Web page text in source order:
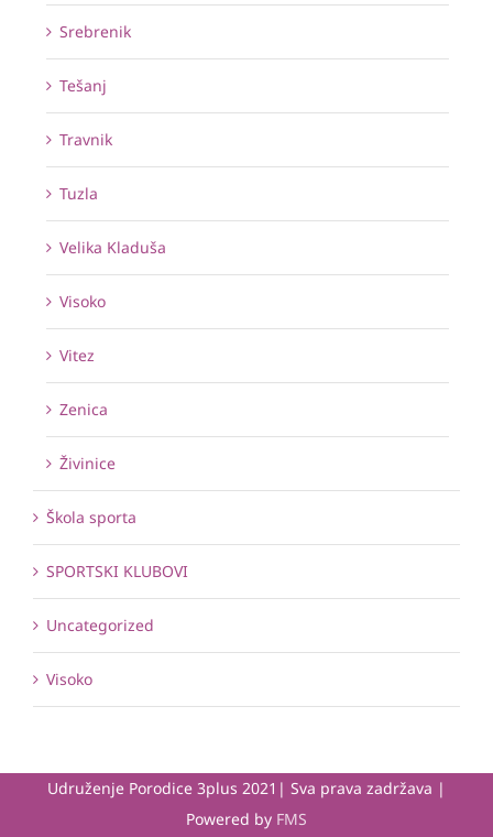
Srebrenik
Tešanj
Travnik
Tuzla
Velika Kladuša
Visoko
Vitez
Zenica
Živinice
Škola sporta
SPORTSKI KLUBOVI
Uncategorized
Visoko
Udruženje Porodice 3plus 2021| Sva prava zadržava |
Powered by FMS